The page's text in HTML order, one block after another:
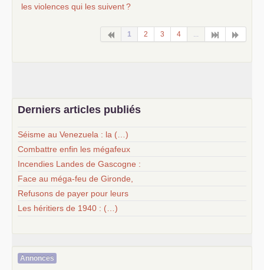
les violences qui les suivent?
1 2 3 4
Derniers articles publiés
Séisme au Venezuela : la (…)
Combattre enfin les mégafeux
Incendies Landes de Gascogne :
Face au méga-feu de Gironde,
Refusons de payer pour leurs
Les héritiers de 1940 : (…)
Annonces